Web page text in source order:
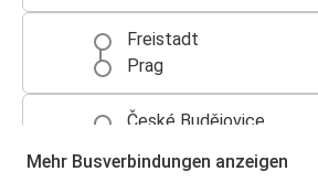
Freistadt
Prag
České Budějovice
Mehr Busverbindungen anzeigen